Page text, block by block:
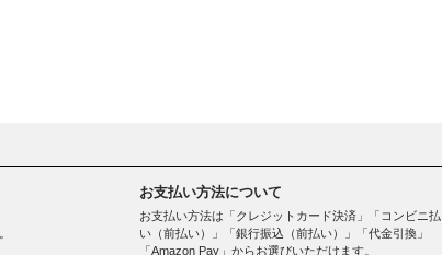
お支払い方法について
お支払い方法は「クレジットカード決済」「コンビニ払
い（前払い）」「銀行振込（前払い）」「代金引換」
「Amazon Pay」からお選びいただけます。